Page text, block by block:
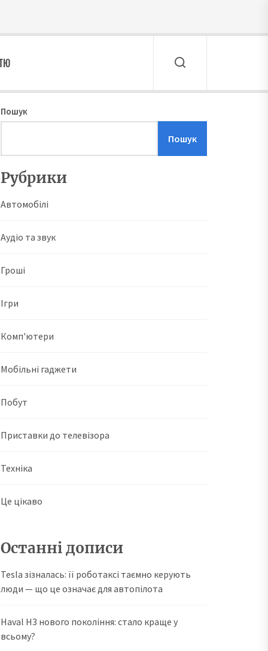
Пошук
Пошук
Рубрики
Автомобілі
Аудіо та звук
Гроші
Ігри
Комп'ютери
Мобільні гаджети
Побут
Приставки до телевізора
Техніка
Це цікаво
Останні дописи
Tesla зізналась: її роботаксі таємно керують
люди — що це означає для автопілота
Haval H3 нового покоління: стало краще у
всьому?